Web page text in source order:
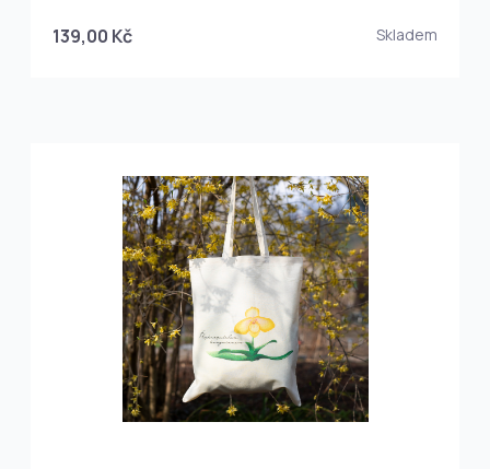
139,00 Kč Skladem